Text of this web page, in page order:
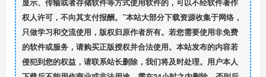
显示、传输或者存储软件等方式使用软件的，可以不经软件著作
权人许可，不向其支付报酬。”本站大部分下载资源收集于网络，
只做学习和交流使用，版权归原作者所有。若您需要使用非免费
的软件或服务，请购买正版授权并合法使用。本站发布的内容若
侵犯到您的权益，请联系站长删除，我们将及时处理。用户本人